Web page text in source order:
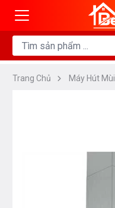
Trang Chủ Máy Hút Mùi